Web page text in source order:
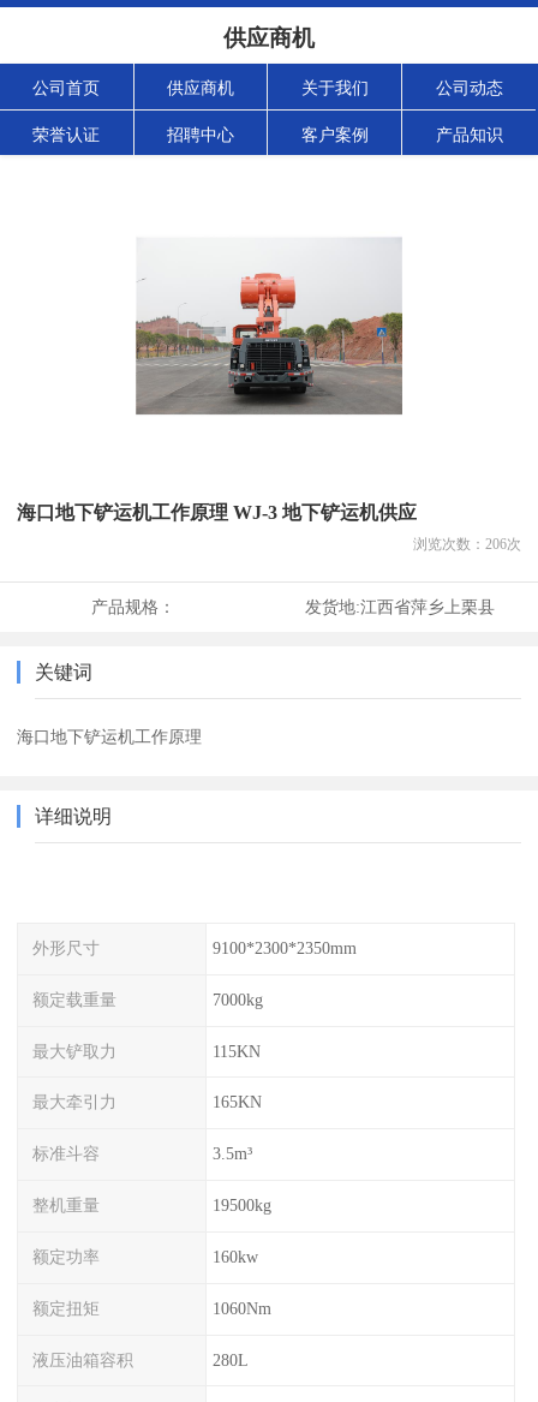
供应商机
公司首页 供应商机 关于我们 公司动态
荣誉认证 招聘中心 客户案例 产品知识
海口地下铲运机工作原理 WJ-3 地下铲运机供应
浏览次数： 206次
产品规格： 发货地:江西省萍乡上栗县
关键词
海口地下铲运机工作原理
详细说明
外形尺寸 9100*2300*2350mm
额定载重量 7000kg
最大铲取力 115KN
最大牵引力 165KN
标准斗容 3.5m³
整机重量 19500kg
额定功率 160kw
额定扭矩 1060Nm
液压油箱容积 280L